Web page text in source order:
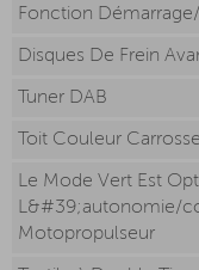
Fonction
Disques De Frein
Tuner DAB
Toit Couleur
Le Mode Vert Est
L&#39;autonomie/
Motopropulseur